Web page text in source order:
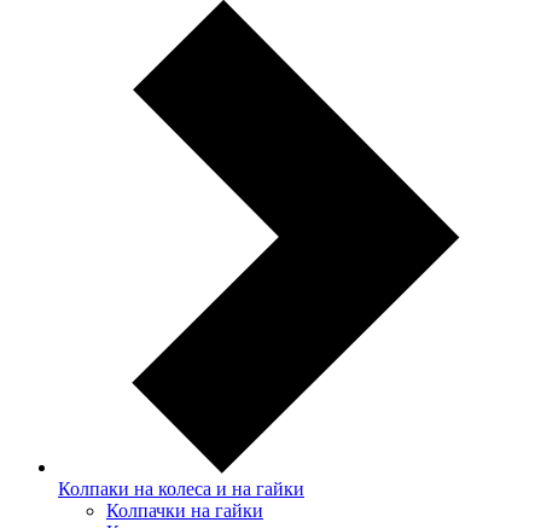
Колпаки на колеса и на гайки
Колпачки на гайки